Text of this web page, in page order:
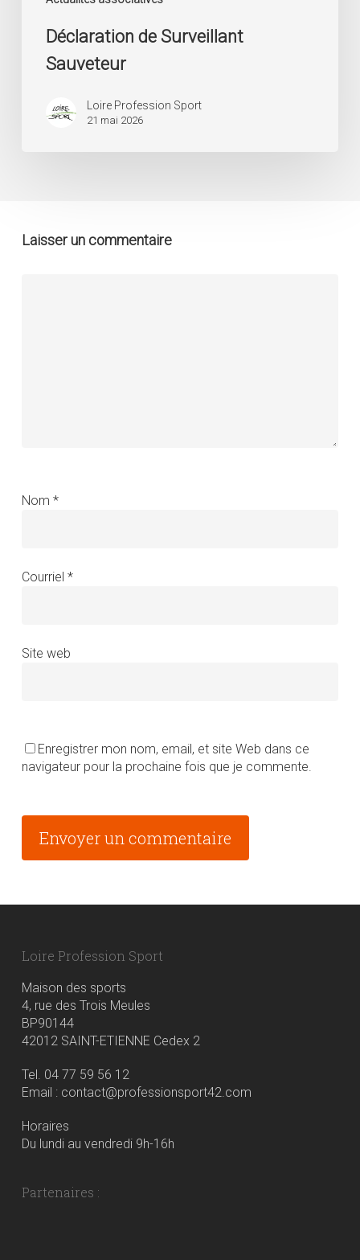
Déclaration de Surveillant
Sauveteur
Loire Profession Sport
21 mai 2026
Laisser un commentaire
Nom *
Courriel *
Site web
Enregistrer mon nom, email, et site Web dans ce
navigateur pour la prochaine fois que je commente.
Loire Profession Sport
Maison des sports
4, rue des Trois Meules
BP90144
42012 SAINT-ETIENNE Cedex 2
Tel. 04 77 59 56 12
Email : contact@professionsport42.com
Horaires
Du lundi au vendredi 9h-16h
Partenaires :